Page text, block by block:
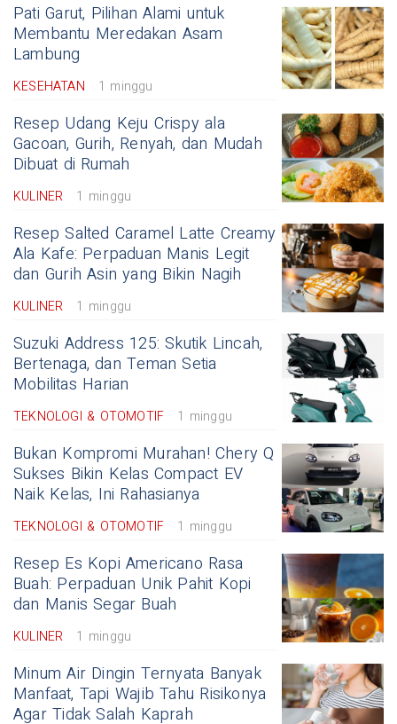
Pati Garut, Pilihan Alami untuk
Membantu Meredakan Asam
Lambung
KESEHATAN 1 minggu
Resep Udang Keju Crispy ala
Gacoan, Gurih, Renyah, dan Mudah
Dibuat di Rumah
KULINER 1 minggu
Resep Salted Caramel Latte Creamy
Ala Kafe: Perpaduan Manis Legit
dan Gurih Asin yang Bikin Nagih
KULINER 1 minggu
Suzuki Address 125: Skutik Lincah,
Bertenaga, dan Teman Setia
Mobilitas Harian
TEKNOLOGI & OTOMOTIF 1 minggu
Bukan Kompromi Murahan! Chery Q
Sukses Bikin Kelas Compact EV
Naik Kelas, Ini Rahasianya
TEKNOLOGI & OTOMOTIF 1 minggu
Resep Es Kopi Americano Rasa
Buah: Perpaduan Unik Pahit Kopi
dan Manis Segar Buah
KULINER 1 minggu
Minum Air Dingin Ternyata Banyak
Manfaat, Tapi Wajib Tahu Risikonya
Agar Tidak Salah Kaprah